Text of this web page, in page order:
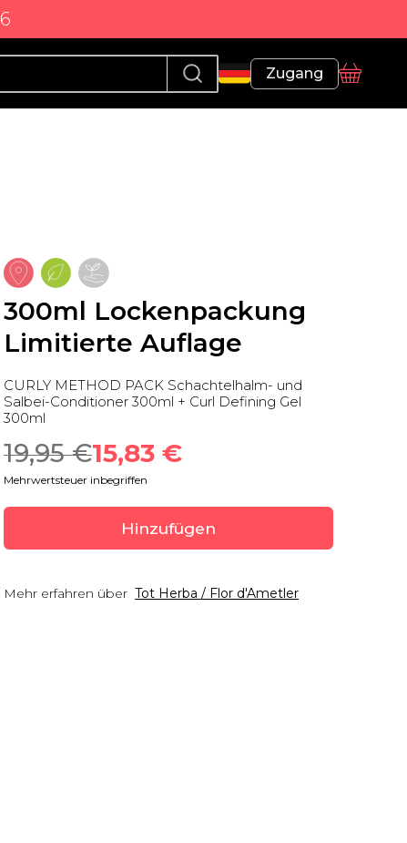
Zugang
Profil
Korb
300ml Lockenpackung
Limitierte Auflage
CURLY METHOD PACK Schachtelhalm- und
Salbei-Conditioner 300ml + Curl Defining Gel
300ml
19,95 €15,83 €
Mehrwertsteuer inbegriffen
Hinzufügen
Mehr erfahren über Tot Herba / Flor d'Ametler